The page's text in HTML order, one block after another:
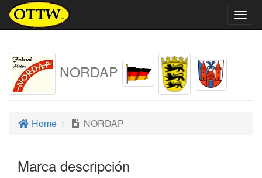
NORDAP
Home NORDAP
Marca descripción